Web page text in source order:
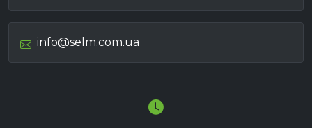
info@selm.com.ua